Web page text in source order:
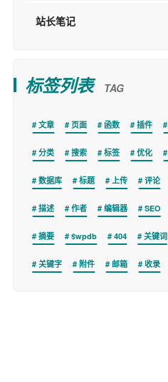
站长笔记
标签列表 TAG
文章 页面 函数 插件
分类 搜索 标签 优化
数据库 标题 上传 评论
描述 作者 编辑器 SEO
摘要 $wpdb 404 关键词
关键字 附件 邮箱 收录